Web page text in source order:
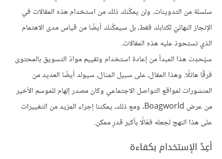
سلسلة من التدوينات. ولن يمكّنك ذلك من استخدام هذه المقالات في
الإنجاز النهائيّ لكتابك فقط، بل سيمكّنك أيضًا من قياس مدى الاهتمام
الذي تستحوذ عليه هذه المقالات.
سيُحدِث هذا المبدأ من إعادة استخدام وتقييم موادّ التسويق بالمحتوى
فرقًا هائلًا. وهذا المقال، على سبيل المثال، سيولد أيضًا العديد من
المنشورات لمواقع التواصل الاجتماعي وكان مصدر إلهام للموسم الأخير
من عرض Boagworld. ومع ذلك، يمكننا إجراء المزيد من التغييرات
على هذا النهج لجعله فعّالًا بأكبر قدرٍ ممكن.
أعِدْ الإستخدام بكفاءة